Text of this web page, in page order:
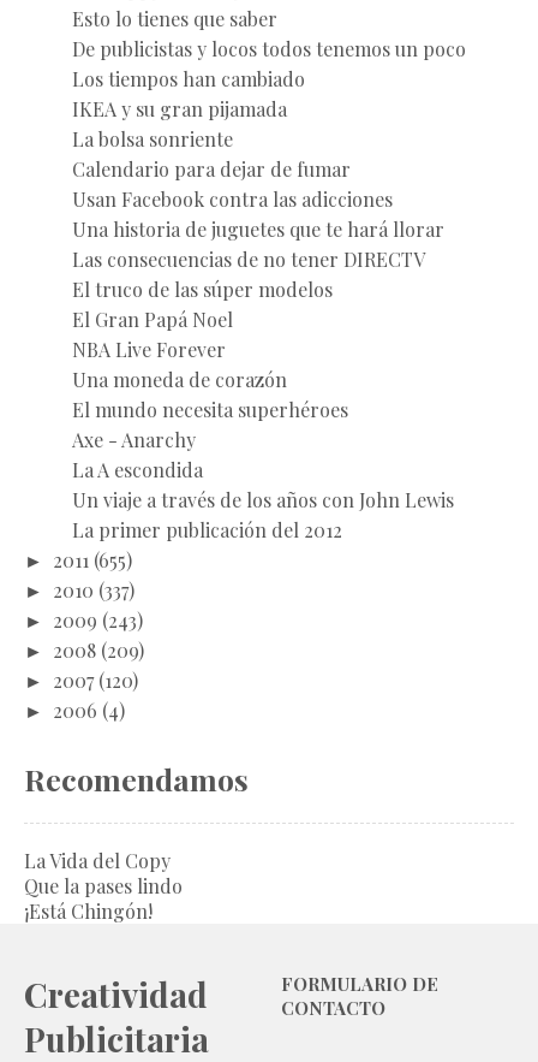
Esto lo tienes que saber
De publicistas y locos todos tenemos un poco
Los tiempos han cambiado
IKEA y su gran pijamada
La bolsa sonriente
Calendario para dejar de fumar
Usan Facebook contra las adicciones
Una historia de juguetes que te hará llorar
Las consecuencias de no tener DIRECTV
El truco de las súper modelos
El Gran Papá Noel
NBA Live Forever
Una moneda de corazón
El mundo necesita superhéroes
Axe - Anarchy
La A escondida
Un viaje a través de los años con John Lewis
La primer publicación del 2012
► 2011 (655)
► 2010 (337)
► 2009 (243)
► 2008 (209)
► 2007 (120)
► 2006 (4)
Recomendamos
La Vida del Copy
Que la pases lindo
¡Está Chingón!
Creatividad
Publicitaria
FORMULARIO DE
CONTACTO